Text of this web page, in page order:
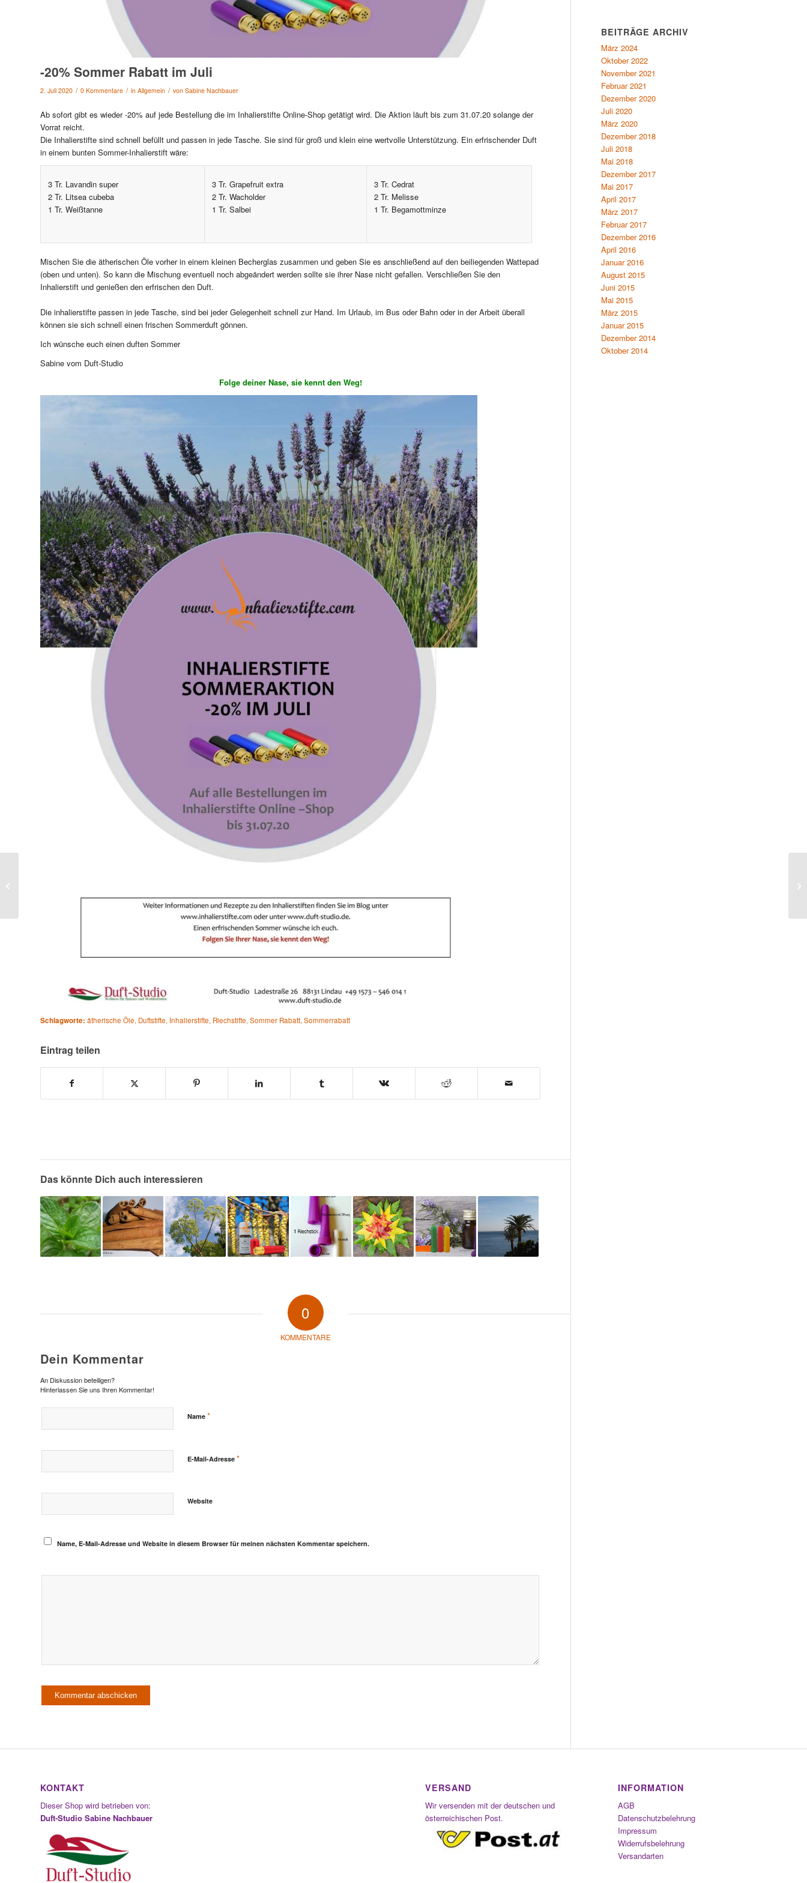
-20% Sommer Rabatt im Juli
2. Juli 2020 / 0 Kommentare / in Allgemein / von Sabine Nachbauer
Ab sofort gibt es wieder -20% auf jede Bestellung die im Inhalierstifte Online-Shop getätigt wird. Die Aktion läuft bis zum 31.07.20 solange der
Vorrat reicht.
Die Inhalierstifte sind schnell befüllt und passen in jede Tasche. Sie sind für groß und klein eine wertvolle Unterstützung. Ein erfrischender Duft
in einem bunten Sommer-Inhalierstift wäre:
3 Tr. Lavandin super
2 Tr. Litsea cubeba
1 Tr. Weißtanne
3 Tr. Grapefruit extra
2 Tr. Wacholder
1 Tr. Salbei
3 Tr. Cedrat
2 Tr. Melisse
1 Tr. Begamottminze
Mischen Sie die ätherischen Öle vorher in einem kleinen Becherglas zusammen und geben Sie es anschließend auf den beiliegenden Wattepad
(oben und unten). So kann die Mischung eventuell noch abgeändert werden sollte sie ihrer Nase nicht gefallen. Verschließen Sie den
Inhalierstift und genießen den erfrischen den Duft.
Die inhalierstifte passen in jede Tasche, sind bei jeder Gelegenheit schnell zur Hand. Im Urlaub, im Bus oder Bahn oder in der Arbeit überall
können sie sich schnell einen frischen Sommerduft gönnen.
Ich wünsche euch einen duften Sommer
Sabine vom Duft-Studio
Folge deiner Nase, sie kennt den Weg!
Schlagworte: ätherische Öle, Duftstifte, Inhalierstifte, Riechstifte, Sommer Rabatt, Sommerrabatt
Eintrag teilen
Das könnte Dich auch interessieren
0
KOMMENTARE
Dein Kommentar
An Diskussion beteiligen?
Hinterlassen Sie uns Ihren Kommentar!
Name *
E-Mail-Adresse *
Website
Name, E-Mail-Adresse und Website in diesem Browser für meinen nächsten Kommentar speichern.
BEITRÄGE ARCHIV
März 2024
Oktober 2022
November 2021
Februar 2021
Dezember 2020
Juli 2020
März 2020
Dezember 2018
Juli 2018
Mai 2018
Dezember 2017
Mai 2017
April 2017
März 2017
Februar 2017
Dezember 2016
April 2016
Januar 2016
August 2015
Juni 2015
Mai 2015
März 2015
Januar 2015
Dezember 2014
Oktober 2014
KONTAKT
Dieser Shop wird betrieben von:
Duft-Studio Sabine Nachbauer
VERSAND
Wir versenden mit der deutschen und
österreichischen Post.
INFORMATION
AGB
Datenschutzbelehrung
Impressum
Widerrufsbelehrung
Versandarten